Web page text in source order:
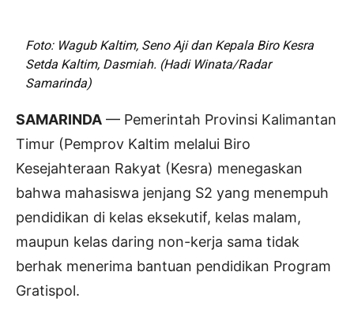
Foto: Wagub Kaltim, Seno Aji dan Kepala Biro Kesra
Setda Kaltim, Dasmiah. (Hadi Winata/Radar
Samarinda)
SAMARINDA — Pemerintah Provinsi Kalimantan
Timur (Pemprov Kaltim melalui Biro
Kesejahteraan Rakyat (Kesra) menegaskan
bahwa mahasiswa jenjang S2 yang menempuh
pendidikan di kelas eksekutif, kelas malam,
maupun kelas daring non-kerja sama tidak
berhak menerima bantuan pendidikan Program
Gratispol.